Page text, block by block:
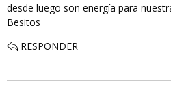
desde luego son energía para
Besitos
RESPONDER